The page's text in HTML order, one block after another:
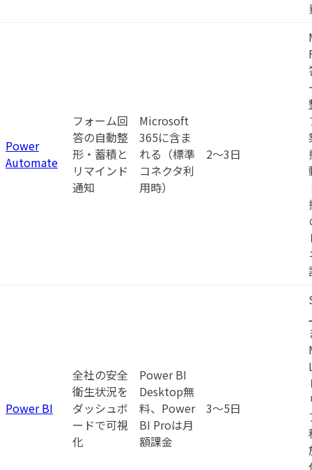
Power
Automate
フォーム回
答の自動整
形・蓄積と
リマインド
通知
Microsoft
365に含ま
れる（標準
コネクタ利
用時）
2〜3日
Power BI
全社の安全
衛生状況を
ダッシュボ
ードで可視
化
Power BI
Desktop無
料、Power
BI Proは月
額課金
3〜5日